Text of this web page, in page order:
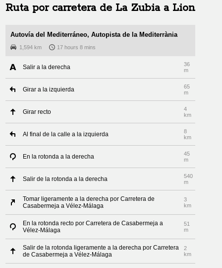
Ruta por carretera de La Zubiaa Lion
Autovía del Mediterráneo, Autopista de la Mediterrània
1,594 km 17 hours 8 mins
Salir a la derecha
36
m
Girar a la izquierda
65
m
Girar recto
4
km
Al final de la calle a la izquierda
8
km
En la rotonda a la derecha
45
m
Salir de la rotonda a la derecha
540
m
Tomar ligeramente a la derecha por Carretera de
Casabermeja a Vélez-Málaga
3
km
En la rotonda recto por Carretera de Casabermeja a
Vélez-Málaga
51
m
Salir de la rotonda ligeramente a la derecha por Carretera
de Casabermeja a Vélez-Málaga
2
km